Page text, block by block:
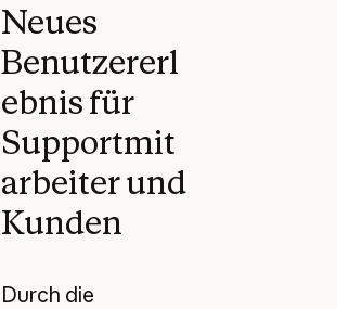
Neues
Benutzererl
ebnis für
Supportmit
arbeiter und
Kunden
Durch die